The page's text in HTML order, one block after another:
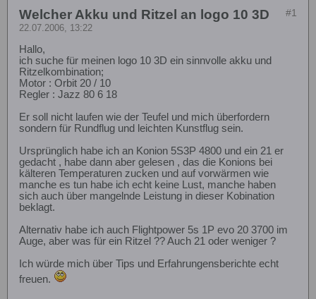
#1
Welcher Akku und Ritzel an logo 10 3D
22.07.2006, 13:22
Hallo,
ich suche für meinen logo 10 3D ein sinnvolle akku und
Ritzelkombination;
Motor : Orbit 20 / 10
Regler : Jazz 80 6 18
Er soll nicht laufen wie der Teufel und mich überfordern
sondern für Rundflug und leichten Kunstflug sein.
Ursprünglich habe ich an Konion 5S3P 4800 und ein 21 er
gedacht , habe dann aber gelesen , das die Konions bei
kälteren Temperaturen zucken und auf vorwärmen wie
manche es tun habe ich echt keine Lust, manche haben
sich auch über mangelnde Leistung in dieser Kobination
beklagt.
Alternativ habe ich auch Flightpower 5s 1P evo 20 3700 im
Auge, aber was für ein Ritzel ?? Auch 21 oder weniger ?
Ich würde mich über Tips und Erfahrungensberichte echt
freuen.